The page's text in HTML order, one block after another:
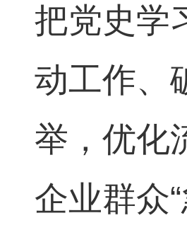
把党史学
动工作、
举，优化
企业群众